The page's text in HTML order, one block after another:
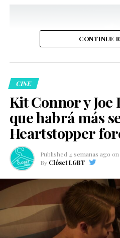
CONTINUE
CINE
Kit Connor y Joe
que habrá más
Heartstopper
Published 4 semanas ago on
By Clóset LGBT